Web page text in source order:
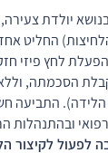
יולדת
החליט
לחץ פיזי
הסכמתה,
התביעה
ובהתנהלות
לפעול לקיצור